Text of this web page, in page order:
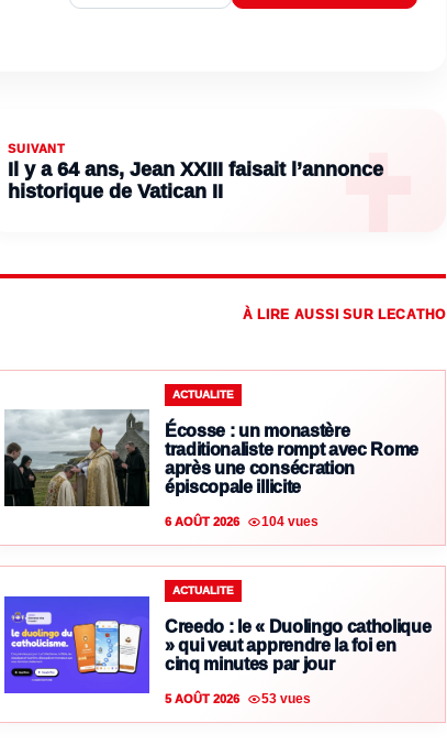
SUIVANT
Il y a 64 ans, Jean XXIII faisait l’annonce
historique de Vatican II
À LIRE AUSSI SUR LECATHO
ACTUALITE
Écosse : un monastère
traditionaliste rompt avec Rome
après une consécration
épiscopale illicite
6 AOÛT 2026 104 vues
ACTUALITE
Creedo : le « Duolingo catholique
» qui veut apprendre la foi en
cinq minutes par jour
5 AOÛT 2026 53 vues